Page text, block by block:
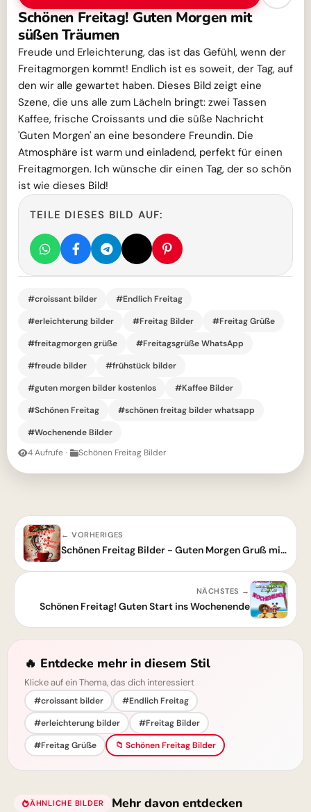
Schönen Freitag! Guten Morgen mit
süßen Träumen
Freude und Erleichterung, das ist das Gefühl, wenn der
Freitagmorgen kommt! Endlich ist es soweit, der Tag, auf
den wir alle gewartet haben. Dieses Bild zeigt eine
Szene, die uns alle zum Lächeln bringt: zwei Tassen
Kaffee, frische Croissants und die süße Nachricht
'Guten Morgen' an eine besondere Freundin. Die
Atmosphäre ist warm und einladend, perfekt für einen
Freitagmorgen. Ich wünsche dir einen Tag, der so schön
ist wie dieses Bild!
TEILE DIESES BILD AUF:
#croissant bilder
#Endlich Freitag
#erleichterung bilder
#Freitag Bilder
#Freitag Grüße
#freitagmorgen grüße
#Freitagsgrüße WhatsApp
#freude bilder
#frühstück bilder
#guten morgen bilder kostenlos
#Kaffee Bilder
#Schönen Freitag
#schönen freitag bilder whatsapp
#Wochenende Bilder
4 Aufrufe · Schönen Freitag Bilder
← VORHERIGES
Schönen Freitag Bilder - Guten Morgen Gruß mit Kaffee und Blumen
NÄCHSTES →
Schönen Freitag! Guten Start ins Wochenende
🔥 Entdecke mehr in diesem Stil
Klicke auf ein Thema, das dich interessiert
#croissant bilder
#Endlich Freitag
#erleichterung bilder
#Freitag Bilder
#Freitag Grüße
📁 Schönen Freitag Bilder
ÄHNLICHE BILDER Mehr davon entdecken